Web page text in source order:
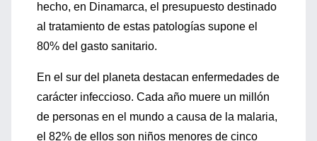
hecho, en Dinamarca, el presupuesto destinado
al tratamiento de estas patologías supone el
80% del gasto sanitario.
En el sur del planeta destacan enfermedades de
carácter infeccioso. Cada año muere un millón
de personas en el mundo a causa de la malaria,
el 82% de ellos son niños menores de cinco